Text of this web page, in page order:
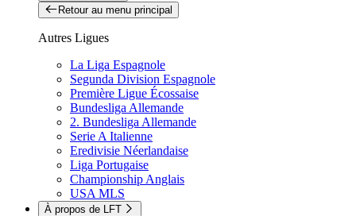
Retour au menu principal
Autres Ligues
La Liga Espagnole
Segunda Division Espagnole
Première Ligue Écossaise
Bundesliga Allemande
2. Bundesliga Allemande
Serie A Italienne
Eredivisie Néerlandaise
Liga Portugaise
Championship Anglais
USA MLS
À propos de LFT